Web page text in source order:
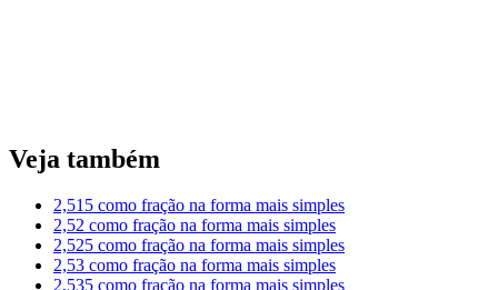
Veja também
2,515 como fração na forma mais simples
2,52 como fração na forma mais simples
2,525 como fração na forma mais simples
2,53 como fração na forma mais simples
2,535 como fração na forma mais simples